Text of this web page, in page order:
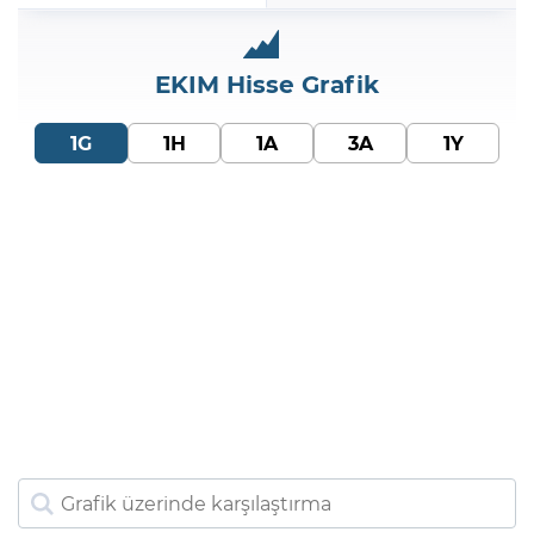
EKIM Hisse Grafik
1G 1H 1A 3A 1Y